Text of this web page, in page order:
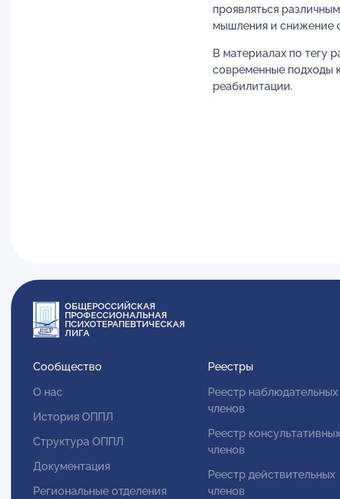
проявляться
мышления и снижение
В материалах по тегу
современные подходы
реабилитации.
ОБЩЕРОССИЙСКАЯ
ПРОФЕССИОНАЛЬНАЯ
ПСИХОТЕРАПЕВТИЧЕСКАЯ
ЛИГА
Сообщество
О нас
История ОППЛ
Структура ОППЛ
Документация
Региональные отделения
Реестры
Реестр наблюдательных
членов
Реестр консультативных
членов
Реестр действительных
членов